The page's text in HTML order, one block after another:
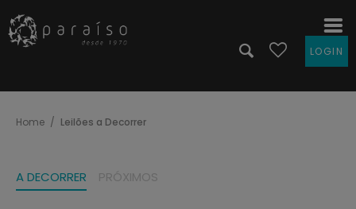
LOGIN
Home Leilões a Decorrer
A DECORRER PRÓXIMOS